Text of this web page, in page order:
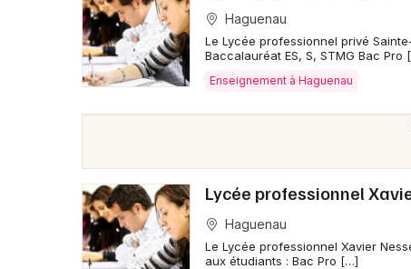
Haguenau
Le Lycée professionnel privé
Baccalauréat ES, S, STMG Bac Pro
Enseignement à Haguenau
Lycée professionnel
Haguenau
Le Lycée professionnel Xavier
aux étudiants : Bac Pro […]